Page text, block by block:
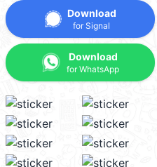
Download
for Signal
Download
for WhatsApp